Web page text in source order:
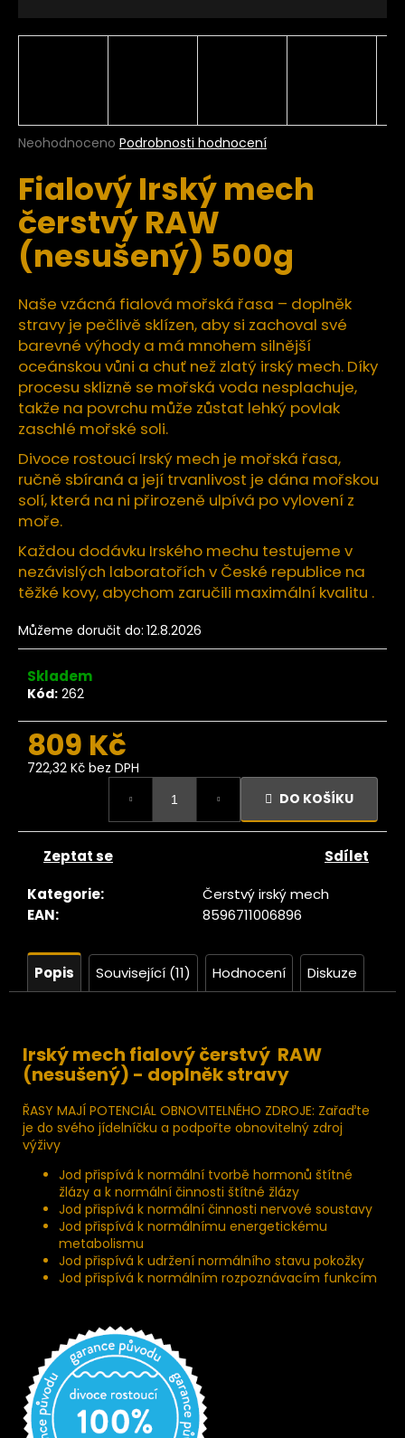
Průměrné
produktu
je
0,0
z
5
hvězdiček.
Neohodnoceno Podrobnosti hodnocení
Fialový Irský mech
čerstvý RAW
(nesušený) 500g
Naše vzácná fialová mořská řasa – doplněk
stravy je pečlivě sklízen, aby si zachoval své
barevné výhody a má mnohem silnější
oceánskou vůni a chuť než zlatý irský mech. Díky
procesu sklizně se mořská voda nesplachuje,
takže na povrchu může zůstat lehký povlak
zaschlé mořské soli.
Divoce rostoucí Irský mech je mořská řasa,
ručně sbíraná a její trvanlivost je dána mořskou
solí, která na ni přirozeně ulpívá po vylovení z
moře.
Každou dodávku Irského mechu testujeme v
nezávislých laboratořích v České republice na
těžké kovy, abychom zaručili maximální kvalitu .
Můžeme doručit do: 12.8.2026
Skladem
Kód: 262
809 Kč
722,32 Kč bez DPH
DO KOŠÍKU
Kategorie:
Čerstvý irský mech
EAN: 8596711006896
Zeptat se Sdílet
Popis Související (11) Hodnocení Diskuze
Irský mech fialový čerstvý RAW
(nesušený) - doplněk stravy
ŘASY MAJÍ POTENCIÁL OBNOVITELNÉHO ZDROJE: Zařaďte
je do svého jídelníčku a podpořte obnovitelný zdroj
výživy
Jod přispívá k normální tvorbě hormonů štítné
žlázy a k normální činnosti štítné žlázy
Jod přispívá k normální činnosti nervové soustavy
Jod přispívá k normálnímu energetickému
metabolismu
Jod přispívá k udržení normálního stavu pokožky
Jod přispívá k normálním rozpoznávacím funkcím
a
j
?
HLEDAT
o
p
o
r
u
č
u
j
e
m
e
Ze
BIO
g
359